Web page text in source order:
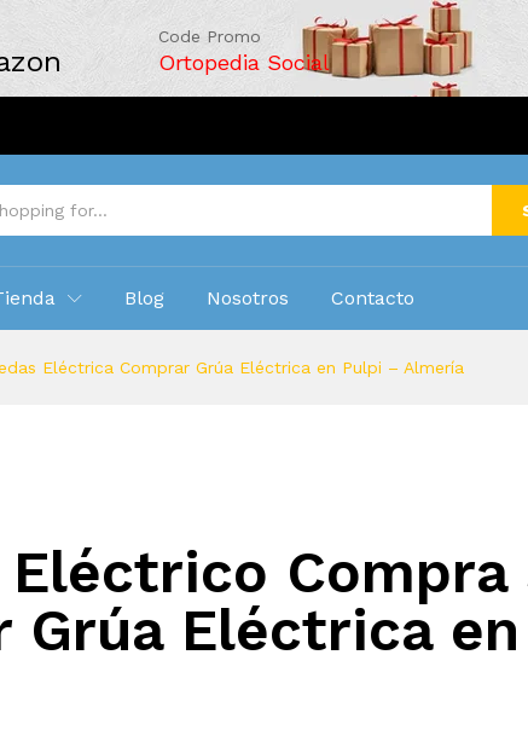
Code Promo
Ortopedia Social
Blog Nosotros Contacto
Eléctrica Comprar Grúa Eléctrica en Pulpi – Almería
Compra
Grúa Eléctrica